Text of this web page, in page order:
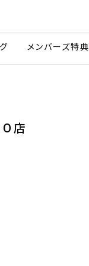
メンバーズ特典
店